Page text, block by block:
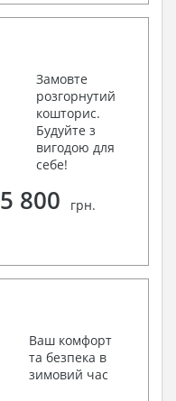
Замовте
розгорнутий
кошторис.
Будуйте з
вигодою для
себе!
5 800 грн.
Ваш комфорт
та безпека в
зимовий час